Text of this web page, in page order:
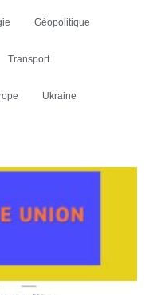
Géopolitique
Transport
Ukraine